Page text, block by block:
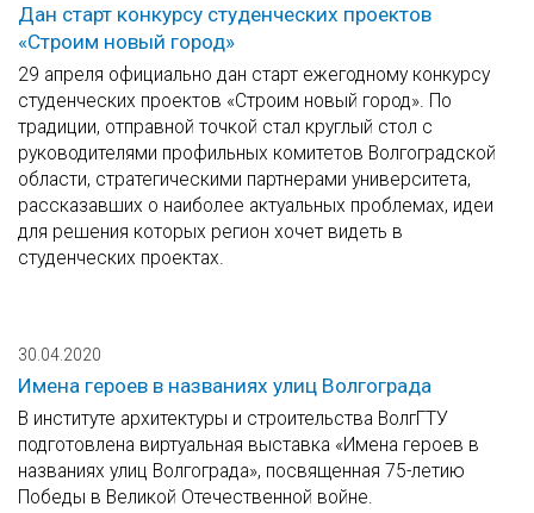
Дан старт конкурсу студенческих проектов
«Строим новый город»
29 апреля официально дан старт ежегодному конкурсу
студенческих проектов «Строим новый город». По
традиции, отправной точкой стал круглый стол с
руководителями профильных комитетов Волгоградской
области, стратегическими партнерами университета,
рассказавших о наиболее актуальных проблемах, идеи
для решения которых регион хочет видеть в
студенческих проектах.
30.04.2020
Имена героев в названиях улиц Волгограда
В институте архитектуры и строительства ВолгГТУ
подготовлена виртуальная выставка «Имена героев в
названиях улиц Волгограда», посвященная 75-летию
Победы в Великой Отечественной войне.